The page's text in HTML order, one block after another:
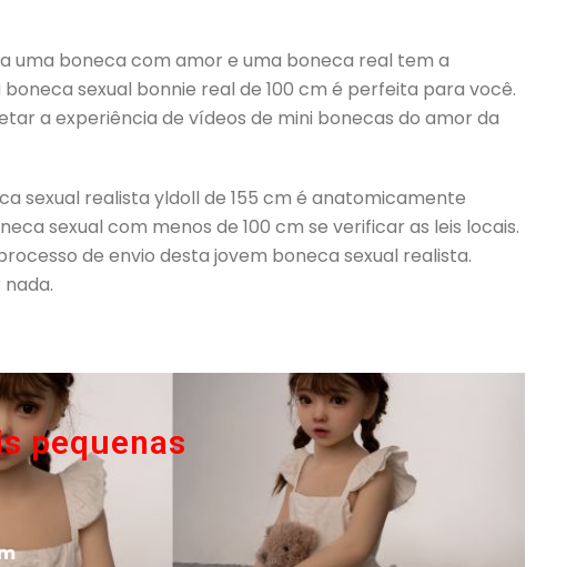
uma boneca com amor e uma boneca real tem a
sexual bonnie real de 100 cm é perfeita para você.
a experiência de vídeos de mini bonecas do amor da
sexual realista yldoll de 155 cm é anatomicamente
sexual com menos de 100 cm se verificar as leis locais.
de envio desta jovem boneca sexual realista.
pequenas